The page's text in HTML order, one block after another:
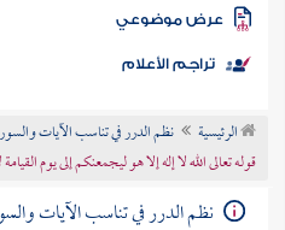
الكتب
موضوعي
تراجم الأعلام
الرئيسية نظم الدرر في تناسب الآيات والسور
قوله تعالى الله لا إله إلا هو ليجمعنكم إلى يوم
نظم الدرر في تناسب الآيات